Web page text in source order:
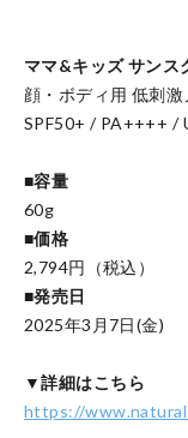
ママ&キッズ サンス
顔・ボディ用 低刺
SPF50+ / PA++++
■容量
60g
■価格
2,794円（税込）
■発売日
2025年3月7日(金)
▼詳細はこちら
https://